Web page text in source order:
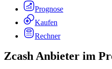
Prognose
Kaufen
Rechner
Zcash Anbieter im